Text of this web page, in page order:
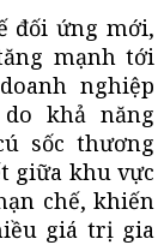
đối ứng mới,
mạnh tới
nghiệp
khả năng
sốc thương
giữa khu vực
chế, khiến
giá trị gia